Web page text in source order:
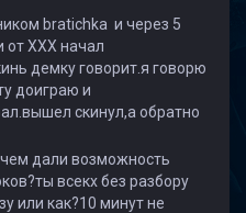
bratichka и через 5
от ХХХ начал
демку говорит.я говорю
доиграю и
скинул,а обратно
дали возможность
всекх без разбору
или как?10 минут не